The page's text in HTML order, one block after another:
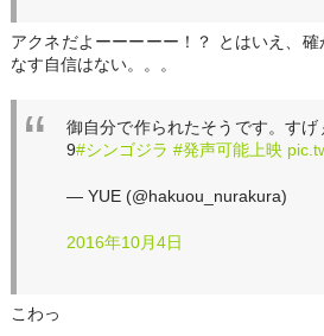
アクネだよーーーーー！？ とはいえ、
なす自信はない。。。
御自分で作られたそうです。す
9#シンゴジラ #発声可能上映
— YUE (@hakuou_nurakura)
2016年10月4日
こわっ